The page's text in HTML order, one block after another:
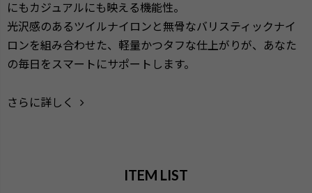
にもカジュアルにも映える機能性。
光沢感のあるツイルナイロンと無骨なバリスティックナイ
ロンを組み合わせた、軽量かつタフな仕上がりが、あなた
の毎日をスマートにサポートします。
さらに詳しく
ITEM LIST